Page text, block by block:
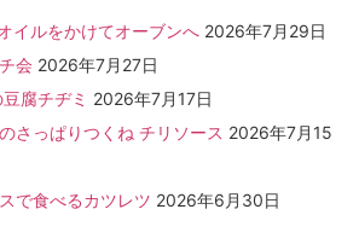
イルをかけてオーブンへ 2026年7月29日
会 2026年7月27日
腐チヂミ 2026年7月17日
さっぱりつくね チリソース 2026年7月15
で食べるカツレツ 2026年6月30日